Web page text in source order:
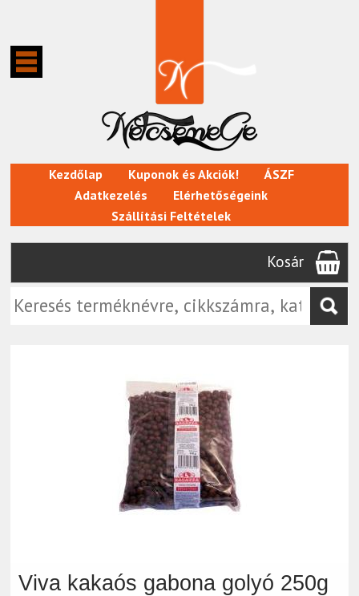
Kezdőlap Kuponok és Akciók!
ÁSZF
Adatkezelés
Elérhetőségeink
Szállítási Feltételek
Kosár
Viva kakaós gabona golyó 250g